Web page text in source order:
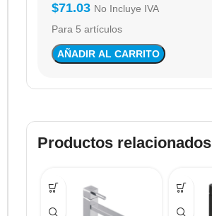
$71.03 No Incluye IVA
Para 5 artículos
AÑADIR AL CARRITO
Productos relacionados